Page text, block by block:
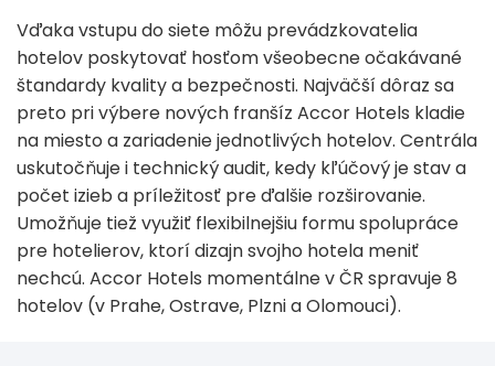
Vďaka vstupu do siete môžu prevádzkovatelia
hotelov poskytovať hosťom všeobecne očakávané
štandardy kvality a bezpečnosti. Najväčší dôraz sa
preto pri výbere nových franšíz Accor Hotels kladie
na miesto a zariadenie jednotlivých hotelov. Centrála
uskutočňuje i technický audit, kedy kľúčový je stav a
počet izieb a príležitosť pre ďalšie rozširovanie.
Umožňuje tiež využiť flexibilnejšiu formu spolupráce
pre hotelierov, ktorí dizajn svojho hotela meniť
nechcú. Accor Hotels momentálne v ČR spravuje 8
hotelov (v Prahe, Ostrave, Plzni a Olomouci).